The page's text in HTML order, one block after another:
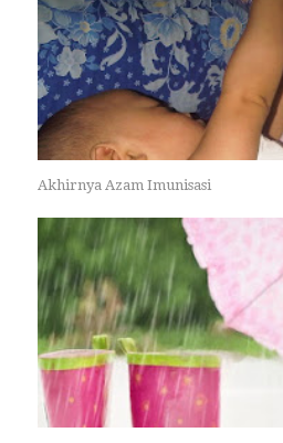
Akhirnya Azam Imunisasi